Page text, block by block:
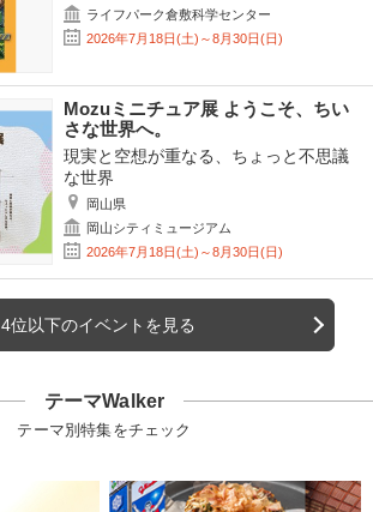
ライフパーク倉敷科学センター
2026年7月18日(土)～8月30日(日)
Mozuミニチュア展 ようこそ、ちい
さな世界へ。
現実と空想が重なる、ちょっと不思議
な世界
岡山県
岡山シティミュージアム
2026年7月18日(土)～8月30日(日)
4位以下のイベントを見る
テーマWalker
テーマ別特集をチェック